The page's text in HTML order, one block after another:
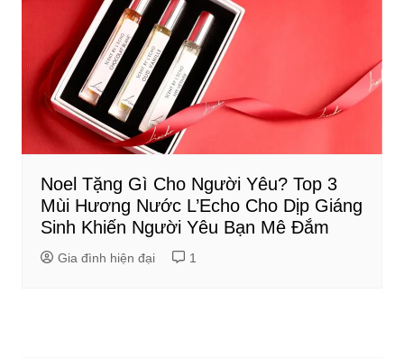
Noel Tặng Gì Cho Người Yêu? Top 3
Mùi Hương Nước L’Echo Cho Dịp Giáng
Sinh Khiến Người Yêu Bạn Mê Đắm
Gia đình hiện đại 1